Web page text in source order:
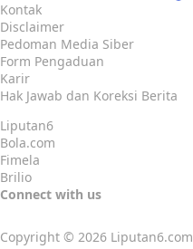
Kontak
Disclaimer
Pedoman Media Siber
Form Pengaduan
Karir
Hak Jawab dan Koreksi Berita
Liputan6
Bola.com
Fimela
Brilio
Connect with us
Copyright © 2026 Liputan6.com